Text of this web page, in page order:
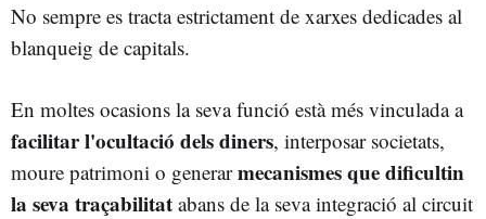
No sempre es tracta estrictament de xarxes dedicades al
blanqueig de capitals.
En moltes ocasions la seva funció està més vinculada a
facilitar l'ocultació dels diners, interposar societats,
moure patrimoni o generarmecanismes que dificultin
la seva traçabilitat abans de la seva integració al circuit